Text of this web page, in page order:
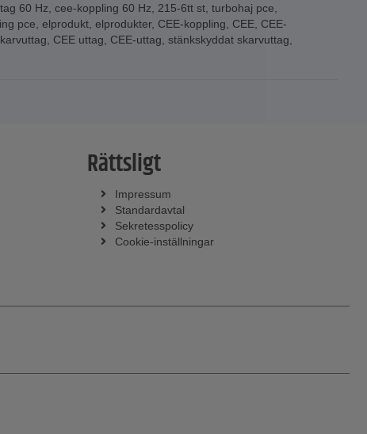
60 Hz cee-koppling 60 Hz 215-6tt st turbohaj pce
pce elprodukt elprodukter, CEE-koppling CEE CEE-
CEE uttag CEE-uttag stänkskyddat skarvuttag
Rättsligt
Impressum
Standardavtal
Sekretesspolicy
Cookie-inställningar